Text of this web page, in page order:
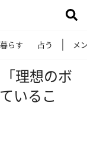
暮らす 占う メ
理想のボ
いるこ